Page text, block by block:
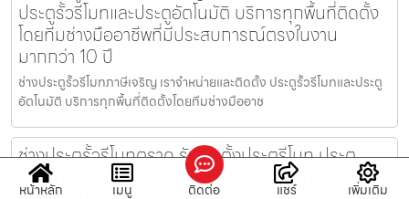
ประตูรั้วรีโมทและประตูอัตโนมัติ บริการทุกพื้นที่ติดตั้ง
โดยทีมช่างมืออาชีพที่มีประสบการณ์ตรงในงาน
มากกว่า 10 ปี
ช่างประตูรั้วรีโมทภาษีเจริญ เราจำหน่ายและติดตั้ง ประตูรั้วรีโมทและประตู
อัตโนมัติ บริการทุกพื้นที่ติดตั้งโดยทีมช่างมืออาช
ช่างประตูรั้วรีโมทตราด รับติดตั้งประตูรีโมท ประตู
อัตโนมัติ แบบครบวงจร ราคาถูก บริการทุกพื้นที่ใน
หน้าหลัก เมนู ติดต่อ แชร์ เพิ่มเติม